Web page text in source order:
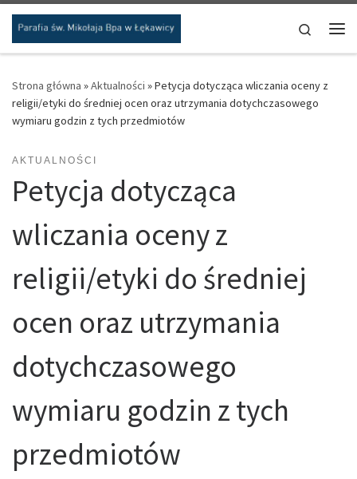
Przejdź do treści
Search
Strona główna »Aktualności »Petycja dotycząca wliczania oceny z
religii/etyki do średniej ocen oraz utrzymania dotychczasowego
wymiaru godzin z tych przedmiotów
AKTUALNOŚCI
Petycja dotycząca
wliczania oceny z
religii/etyki do średniej
ocen oraz utrzymania
dotychczasowego
wymiaru godzin z tych
przedmiotów